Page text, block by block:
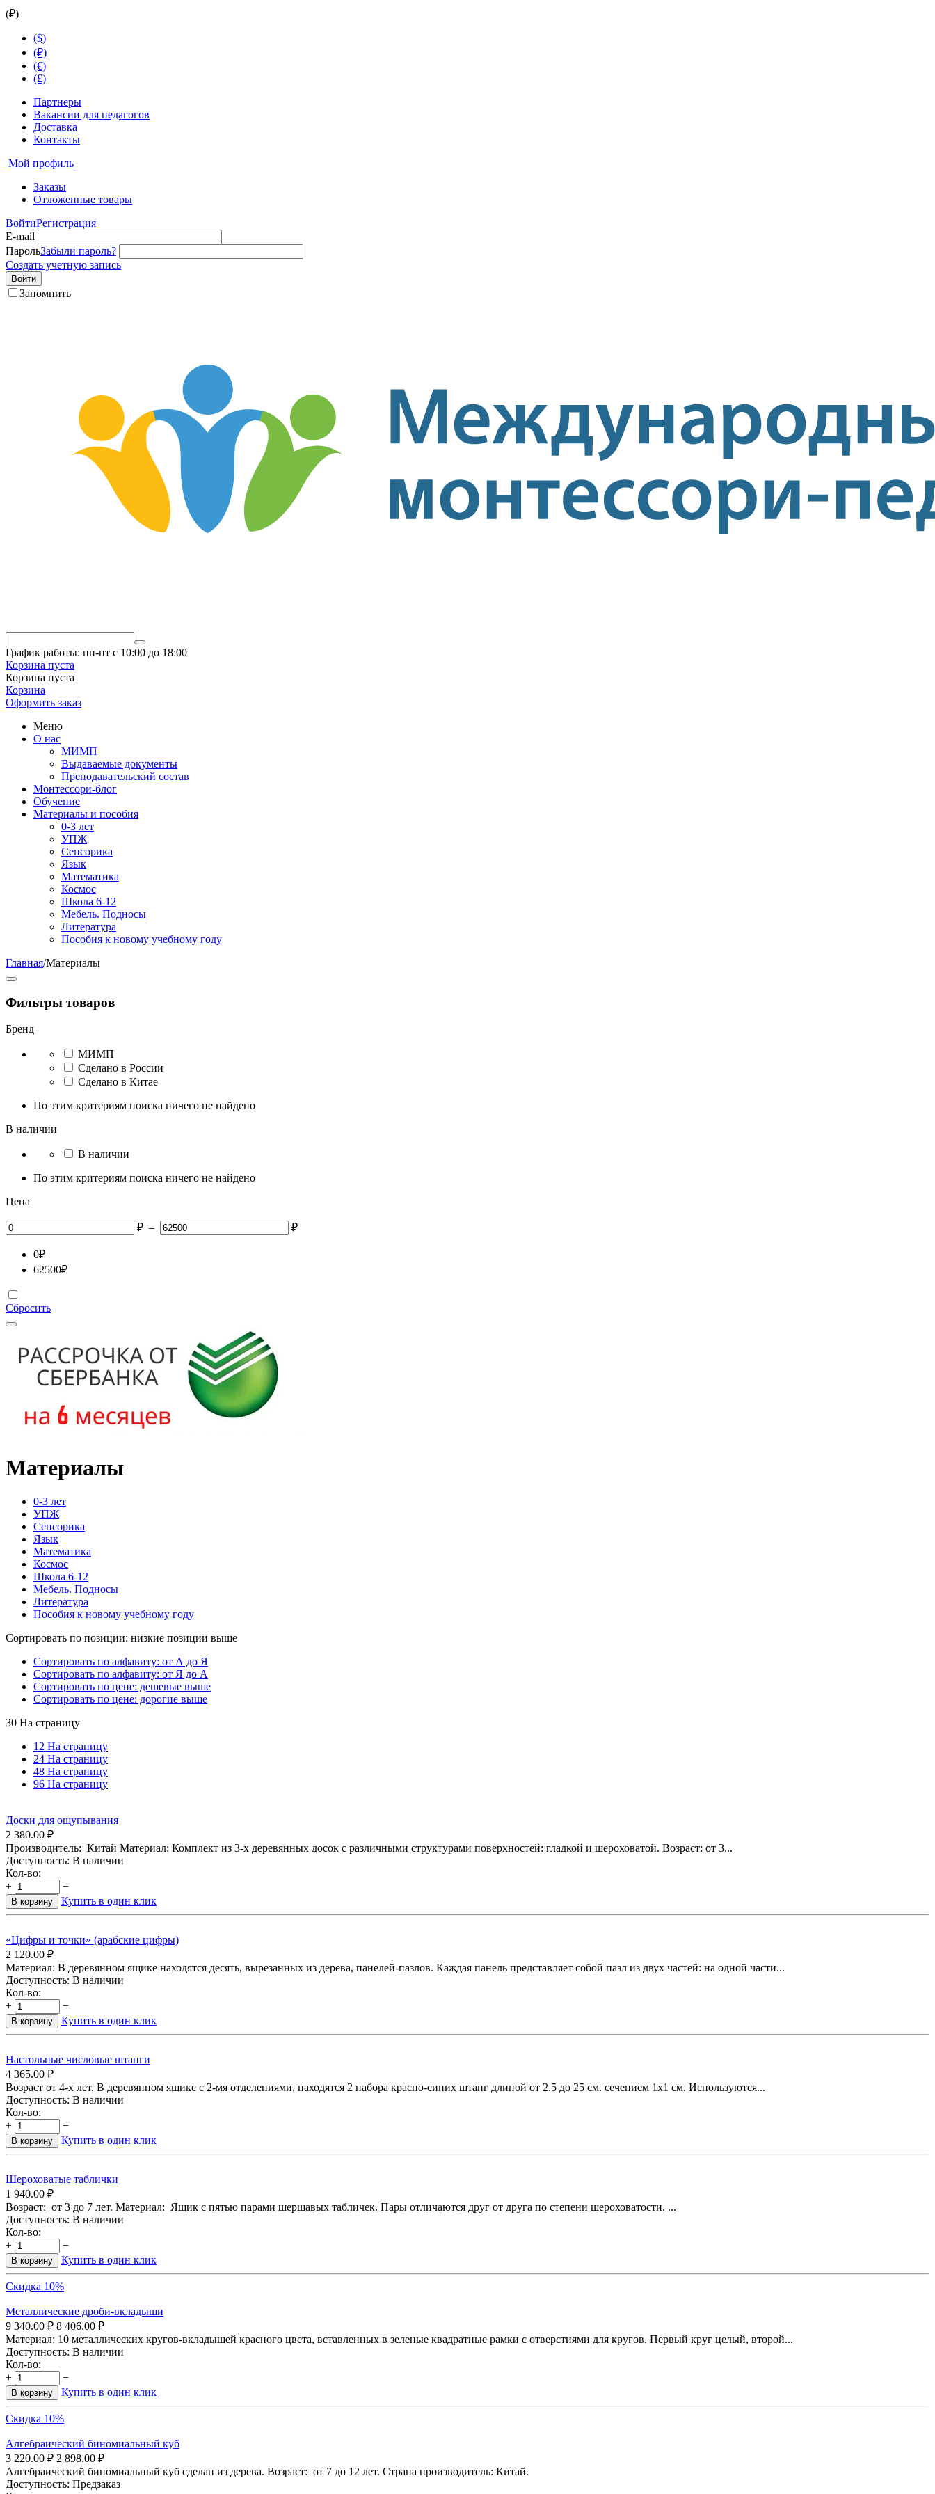
(₽)
($)
(₽)
(€)
(£)
Партнеры
Вакансии для педагогов
Доставка
Контакты
Мой профиль
Заказы
Отложенные товары
ВойтиРегистрация
E-mail
ПарольЗабыли пароль?
Создать учетную запись
Войти
Запомнить
График работы: пн-пт с 10:00 до 18:00
Корзина пуста
Корзина пуста
Корзина
Оформить заказ
Меню
О нас
МИМП
Выдаваемые документы
Преподавательский состав
Монтессори-блог
Обучение
Материалы и пособия
0-3 лет
УПЖ
Сенсорика
Язык
Математика
Космос
Школа 6-12
Мебель. Подносы
Литература
Пособия к новому учебному году
Главная/Материалы
Фильтры товаров
Бренд
МИМП
Сделано в России
Сделано в Китае
По этим критериям поиска ничего не найдено
В наличии
В наличии
По этим критериям поиска ничего не найдено
Цена
₽ – ₽
0₽
62500₽
Сбросить
Материалы
0-3 лет
УПЖ
Сенсорика
Язык
Математика
Космос
Школа 6-12
Мебель. Подносы
Литература
Пособия к новому учебному году
Сортировать по позиции: низкие позиции выше
Сортировать по алфавиту: от А до Я
Сортировать по алфавиту: от Я до А
Сортировать по цене: дешевые выше
Сортировать по цене: дорогие выше
30 На страницу
12 На страницу
24 На страницу
48 На страницу
96 На страницу
Доски для ощупывания
2 380.00 ₽
Производитель: Китай Материал: Комплект из 3-х деревянных досок с различными структурами поверхностей: гладкой и шероховатой. Возраст: от 3...
Доступность: В наличии
Кол-во:
+
−
В корзину Купить в один клик
«Цифры и точки» (арабские цифры)
2 120.00 ₽
Материал: В деревянном ящике находятся десять, вырезанных из дерева, панелей-пазлов. Каждая панель представляет собой пазл из двух частей: на одной части...
Доступность: В наличии
Кол-во:
+
−
В корзину Купить в один клик
Настольные числовые штанги
4 365.00 ₽
Возраст от 4-х лет. В деревянном ящике с 2-мя отделениями, находятся 2 набора красно-синих штанг длиной от 2.5 до 25 см. сечением 1х1 см. Используются...
Доступность: В наличии
Кол-во:
+
−
В корзину Купить в один клик
Шероховатые таблички
1 940.00 ₽
Возраст: от 3 до 7 лет. Материал: Ящик с пятью парами шершавых табличек. Пары отличаются друг от друга по степени шероховатости. ...
Доступность: В наличии
Кол-во:
+
−
В корзину Купить в один клик
Скидка 10%
Металлические дроби-вкладыши
9 340.00 ₽ 8 406.00 ₽
Материал: 10 металлических кругов-вкладышей красного цвета, вставленных в зеленые квадратные рамки с отверстиями для кругов. Первый круг целый, второй...
Доступность: В наличии
Кол-во:
+
−
В корзину Купить в один клик
Скидка 10%
Алгебраический биномиальный куб
3 220.00 ₽ 2 898.00 ₽
Алгебраический биномиальный куб сделан из дерева. Возраст: от 7 до 12 лет. Страна производитель: Китай.
Доступность: Предзаказ